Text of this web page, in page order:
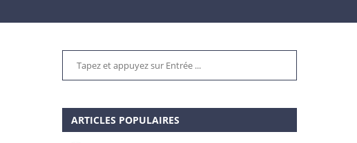
ARTICLES POPULAIRES